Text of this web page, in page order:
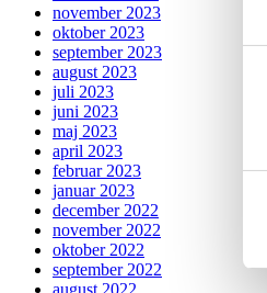
november 2023
oktober 2023
september 2023
august 2023
juli 2023
juni 2023
maj 2023
april 2023
februar 2023
januar 2023
december 2022
november 2022
oktober 2022
september 2022